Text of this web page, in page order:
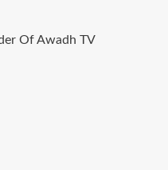
Of Awadh TV